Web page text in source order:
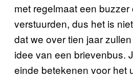
met regelmaat een buzzer
verstuurden, dus het is
dat we over tien jaar
idee van een brievenbus.
einde betekenen voor het